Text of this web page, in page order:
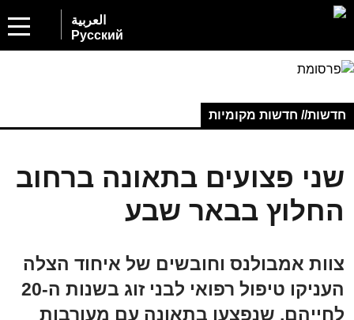
العربية
Русский
חדשות// חדשות מקומיות
שני פצועים בתאונה ברחוב
החלוץ בבאר שבע
צוות אמבולנס וחובשים של איחוד הצלה
העניקו טיפול רפואי לבני זוג בשנות ה-20
לחייהם, שנפצעו בתאונה עם מעורבות